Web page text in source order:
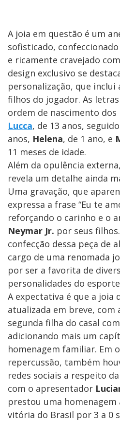
A joia em questão é um
sofisticado,
e ricamente cravejado
design exclusivo se
personalização, que
filhos do jogador. As
ordem de nascimento dos
Lucca, de 13 anos,
anos, Helena, de 1 ano, e
11 meses de idade.
Além da opulência
revela um detalhe ainda
Uma gravação, que
expressa a frase “Eu te
reforçando o carinho e o
Neymar Jr. por seus
confecção dessa peça de
cargo de uma renomada
por ser a favorita de
personalidades do
A expectativa é que a joia
atualizada em breve, com
segunda filha do casal com
adicionando mais um
homenagem familiar. Em
repercussão, também
redes sociais a respeito
com o apresentador
prestou uma homenagem
vitória do Brasil por 3 a 0